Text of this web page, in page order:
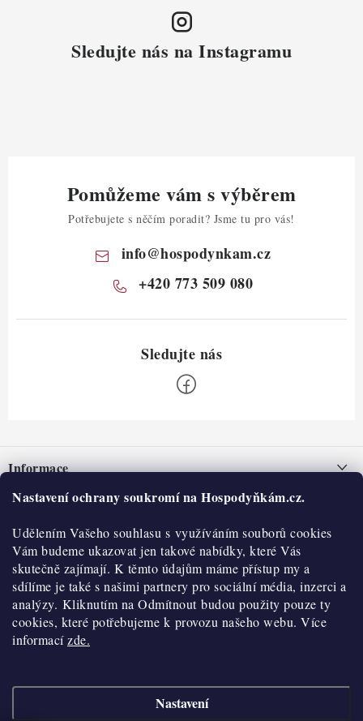
Nastavení ochrany soukromí na Hospodyňkám.cz.
Udělením Vašeho souhlasu s využíváním souborů cookies
Vám budeme ukazovat jen takové nabídky, které Vás
skutečně zajímají. K těmto údajům máme přístup my a
sdílíme je také s našimi partnery pro sociální média, inzerci a
analýzy. Kliknutím na Odmítnout budou použity pouze ty
cookies, které potřebujeme k provozu našeho webu. Více
informacízde.
Nastavení
Sledujte nás na Instagramu
Pomůžeme vám s výběrem
Potřebujete s něčím poradit? Jsme tu pro vás!
info@hospodynkam.cz
+420 773 509 080
pInformace
Nepřevzetí zásilky na dobírku
Obchodní podmínky
Hodnocení obchodu
Blog
Moje objednávka
O nás
Historie
Kontakty
O nákupu
Reklamace a vratky
Výdejní místa